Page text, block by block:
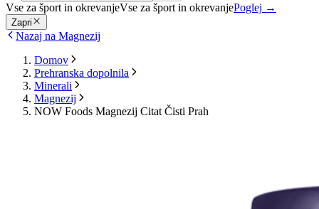
Vse za šport in okrevanjeVse za šport in okrevanjePoglej →
Zapri
Nazaj na Magnezij
Domov
Prehranska dopolnila
Minerali
Magnezij
NOW Foods Magnezij Citat Čisti Prah